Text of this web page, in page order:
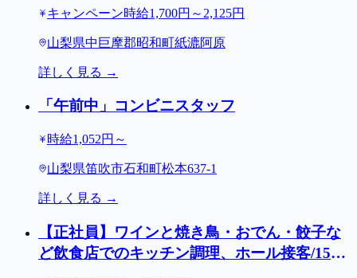
キャンペーン時給1,700円～2,125円
山梨県中巨摩郡昭和町紙漉阿原
詳しく見る →
「午前中」コンビニスタッフ
時給1,052円～
山梨県笛吹市石和町松本637-1
詳しく見る →
【正社員】ワインと焼き鳥・おでん・餃子な
ど飲食店でのキッチン調理、ホール接客/15時